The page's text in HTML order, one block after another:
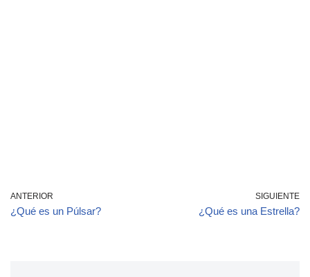
ANTERIOR
¿Qué es un Púlsar?
SIGUIENTE
¿Qué es una Estrella?